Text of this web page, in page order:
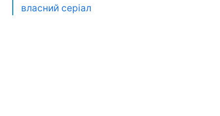
власний серіал